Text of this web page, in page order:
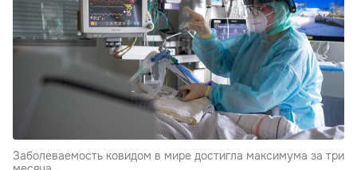
Заболеваемость ковидом в мире достигла максимума за три